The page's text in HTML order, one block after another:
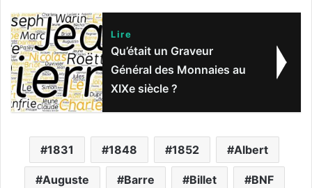
Lire
Qu’était un Graveur
Général des Monnaies au
XIXe siècle ?
1831 1848 1852 Albert
Auguste Barre Billet BNF